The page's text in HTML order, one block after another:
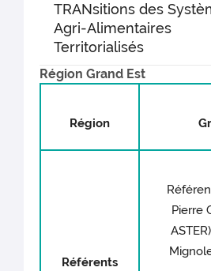
TRANsitions des
Agri-Alimentaires
Territorialisés
Région Grand Est
Région
Référents
Pierre